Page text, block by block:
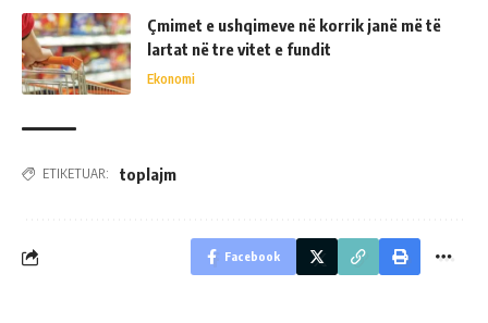
Çmimet e ushqimeve në korrik janë më të
lartat në tre vitet e fundit
Ekonomi
ETIKETUAR: toplajm
Facebook